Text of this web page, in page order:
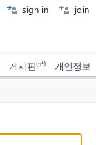
sign in join
게시판(구) 개인정보